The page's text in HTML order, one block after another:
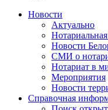
Новости
Актуально
Новости
СМИ о
Нотариат в
Мероприятия
Новости
Справочная